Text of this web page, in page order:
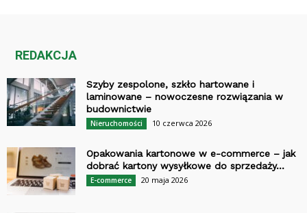
REDAKCJA
Szyby zespolone, szkło hartowane i
laminowane – nowoczesne rozwiązania w
budownictwie
Nieruchomości 10 czerwca 2026
Opakowania kartonowe w e-commerce – jak
dobrać kartony wysyłkowe do sprzedaży...
E-commerce 20 maja 2026